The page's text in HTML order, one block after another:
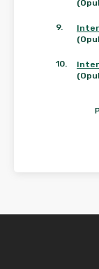
9.
10.